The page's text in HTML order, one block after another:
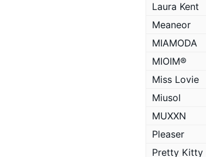
Laura Kent
Meaneor
MIAMODA
MIOIM®
Miss Lovie
Miusol
MUXXN
Pleaser
Pretty Kitty